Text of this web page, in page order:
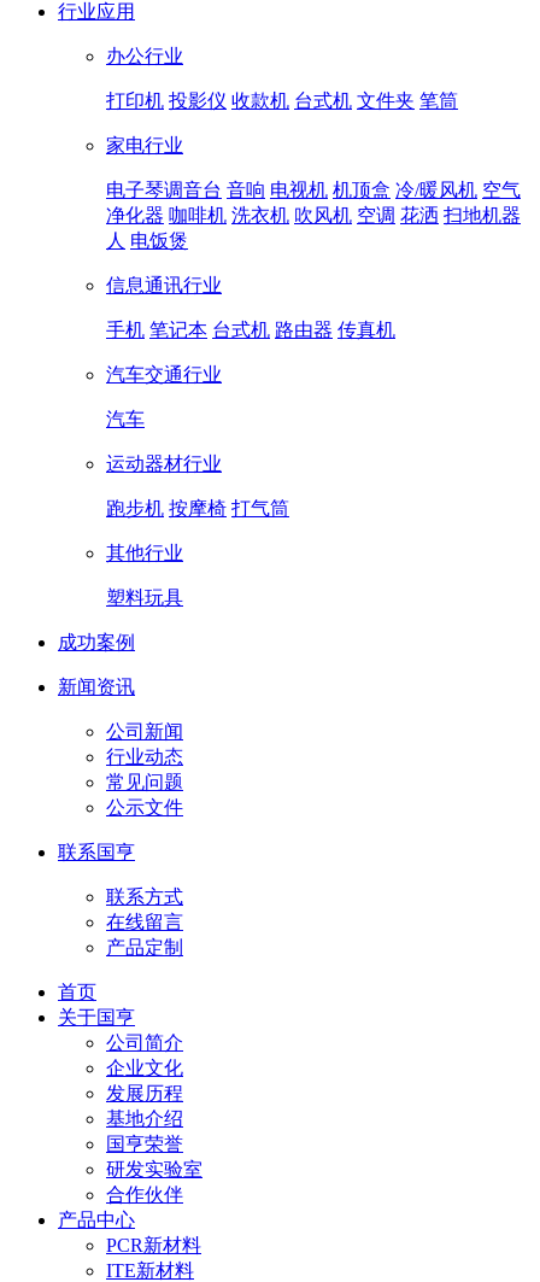
行业应用
办公行业
打印机 投影仪 收款机 台式机 文件夹 笔筒
家电行业
电子琴调音台 音响 电视机 机顶盒 冷/暖风机 空气
净化器 咖啡机 洗衣机 吹风机 空调 花洒 扫地机器
人 电饭煲
信息通讯行业
手机 笔记本 台式机 路由器 传真机
汽车交通行业
汽车
运动器材行业
跑步机 按摩椅 打气筒
其他行业
塑料玩具
成功案例
新闻资讯
公司新闻
行业动态
常见问题
公示文件
联系国亨
联系方式
在线留言
产品定制
首页
关于国亨
公司简介
企业文化
发展历程
基地介绍
国亨荣誉
研发实验室
合作伙伴
产品中心
PCR新材料
ITE新材料